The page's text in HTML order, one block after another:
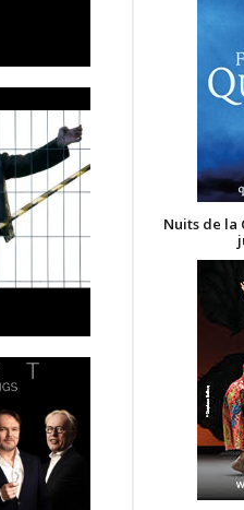
Nuits de la